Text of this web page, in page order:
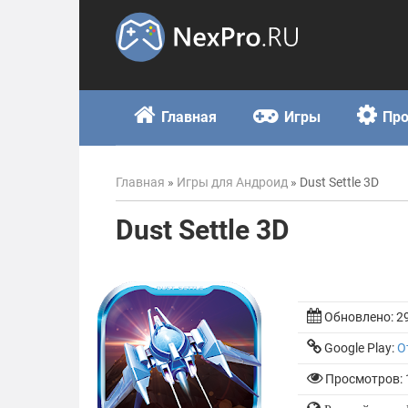
Главная Игры
Главная » Игры для Андроид » Dust Settle 3D
Dust Settle 3D
Обновлено:
Google Play:
Просмотров: